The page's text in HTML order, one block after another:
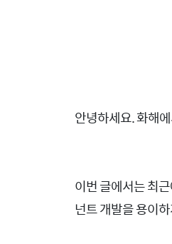
안녕하세요. 화해
이번 글에서는 최
넌트 개발을 용이